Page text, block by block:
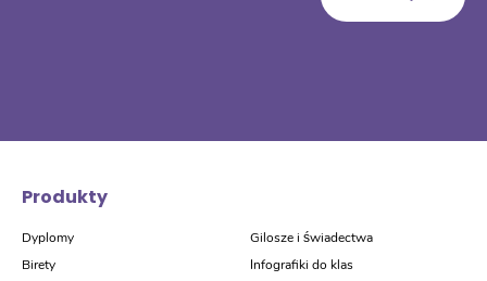
Produkty
Dyplomy
Birety
Gilosze i świadectwa
Infografiki do klas